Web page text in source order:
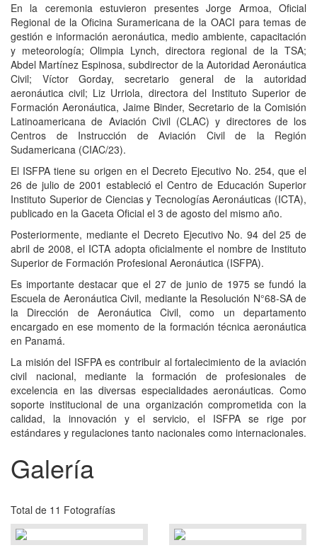
En la ceremonia estuvieron presentes Jorge Armoa, Oficial
Regional de la Oficina Suramericana de la OACI para temas de
gestión e información aeronáutica, medio ambiente, capacitación
y meteorología; Olimpia Lynch, directora regional de la TSA;
Abdel Martínez Espinosa, subdirector de la Autoridad Aeronáutica
Civil; Víctor Gorday, secretario general de la autoridad
aeronáutica civil; Liz Urriola, directora del Instituto Superior de
Formación Aeronáutica, Jaime Binder, Secretario de la Comisión
Latinoamericana de Aviación Civil (CLAC) y directores de los
Centros de Instrucción de Aviación Civil de la Región
Sudamericana (CIAC/23).
El ISFPA tiene su origen en el Decreto Ejecutivo No. 254, que el
26 de julio de 2001 estableció el Centro de Educación Superior
Instituto Superior de Ciencias y Tecnologías Aeronáuticas (ICTA),
publicado en la Gaceta Oficial el 3 de agosto del mismo año.
Posteriormente, mediante el Decreto Ejecutivo No. 94 del 25 de
abril de 2008, el ICTA adopta oficialmente el nombre de Instituto
Superior de Formación Profesional Aeronáutica (ISFPA).
Es importante destacar que el 27 de junio de 1975 se fundó la
Escuela de Aeronáutica Civil, mediante la Resolución N°68-SA de
la Dirección de Aeronáutica Civil, como un departamento
encargado en ese momento de la formación técnica aeronáutica
en Panamá.
La misión del ISFPA es contribuir al fortalecimiento de la aviación
civil nacional, mediante la formación de profesionales de
excelencia en las diversas especialidades aeronáuticas. Como
soporte institucional de una organización comprometida con la
calidad, la innovación y el servicio, el ISFPA se rige por
estándares y regulaciones tanto nacionales como internacionales.
Galería
Total de 11 Fotografías